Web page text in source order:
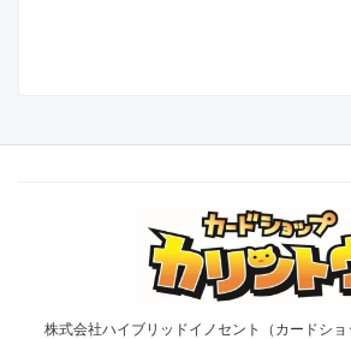
株式会社ハイブリッドイノセント（カードショ